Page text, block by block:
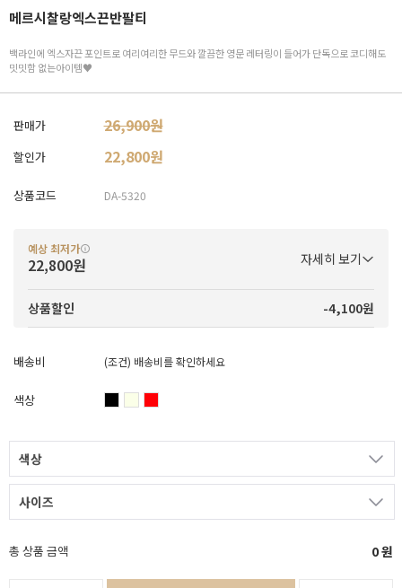
메르시찰랑엑스끈반팔티
백라인에 엑스자끈 포인트로 여리여리한 무드와 깔끔한 영문 레터링이 들어가 단독으로 코디해도
밋밋함 없는아이템♥
판매가 26,900원
할인가 22,800원
상품코드 DA-5320
예상 최저가
22,800원 자세히 보기
상품할인 -4,100원
배송비 (조건) 배송비를 확인하세요
색상
색상
사이즈
총 상품 금액 0원